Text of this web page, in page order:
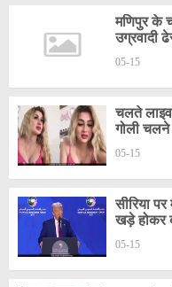
मणिपुर के
उग्रवादी
05-15
चलते
गोली
05-15
सीरिया
खड़े होकर
05-15